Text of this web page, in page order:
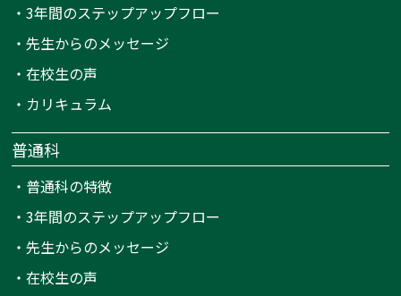
・3年間のステップアップフロー
・先生からのメッセージ
・在校生の声
・ カリキュラム
普通科
・ 普通科の特徴
・3年間のステップアップフロー
・先生からのメッセージ
・在校生の声